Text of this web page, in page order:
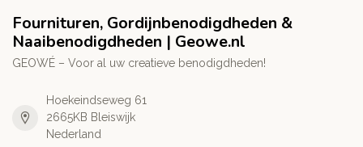
Fournituren, Gordijnbenodigdheden &
Naaibenodigdheden | Geowe.nl
GEOWÉ – Voor al uw creatieve benodigdheden!
Hoekeindseweg 61
2665KB Bleiswijk
Nederland